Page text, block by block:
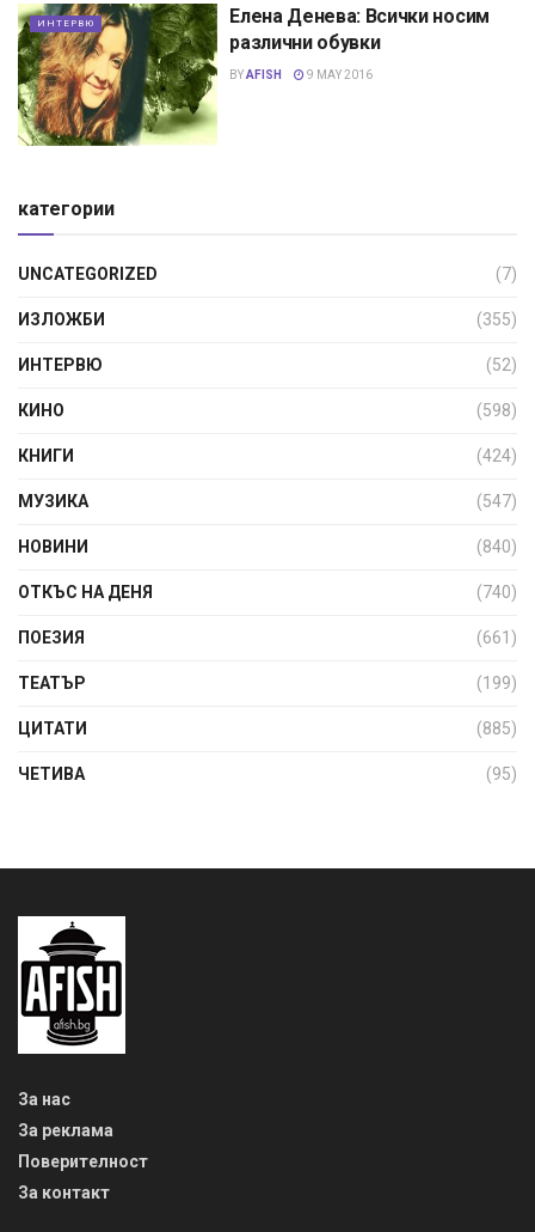
ИНТЕРВЮ
Елена Денева: Всички носим
различни обувки
BYAFISH 9 MAY 2016
категории
UNCATEGORIZED (7)
ИЗЛОЖБИ (355)
ИНТЕРВЮ (52)
КИНО (598)
КНИГИ (424)
МУЗИКА (547)
НОВИНИ (840)
ОТКЪС НА ДЕНЯ (740)
ПОЕЗИЯ (661)
ТЕАТЪР (199)
ЦИТАТИ (885)
ЧЕТИВА (95)
За нас
За реклама
Поверителност
За контакт